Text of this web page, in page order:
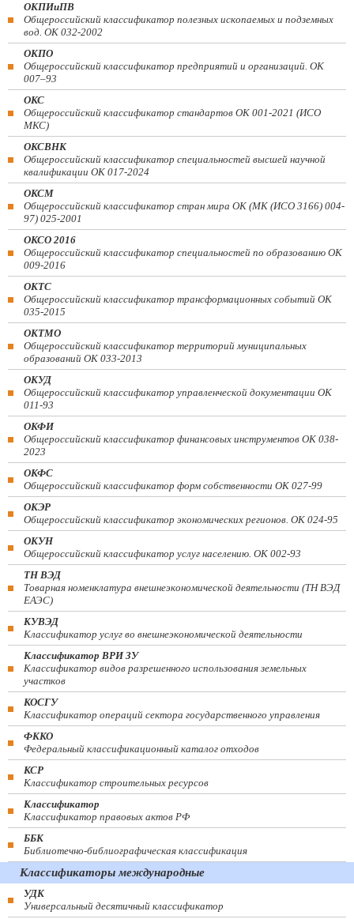
ОКПИиПВ
Общероссийский классификатор полезных ископаемых и подземных
вод. ОК 032-2002
ОКПО
Общероссийский классификатор предприятий и организаций. ОК
007–93
ОКС
Общероссийский классификатор стандартов ОК 001-2021 (ИСО
МКС)
ОКСВНК
Общероссийский классификатор специальностей высшей научной
квалификации ОК 017-2024
ОКСМ
Общероссийский классификатор стран мира ОК (МК (ИСО 3166) 004-
97) 025-2001
ОКСО 2016
Общероссийский классификатор специальностей по образованию ОК
009-2016
ОКТС
Общероссийский классификатор трансформационных событий ОК
035-2015
ОКТМО
Общероссийский классификатор территорий муниципальных
образований ОК 033-2013
ОКУД
Общероссийский классификатор управленческой документации ОК
011-93
ОКФИ
Общероссийский классификатор финансовых инструментов OK 038-
2023
ОКФС
Общероссийский классификатор форм собственности ОК 027-99
ОКЭР
Общероссийский классификатор экономических регионов. ОК 024-95
ОКУН
Общероссийский классификатор услуг населению. ОК 002-93
ТН ВЭД
Товарная номенклатура внешнеэкономической деятельности (ТН ВЭД
ЕАЭС)
КУВЭД
Классификатор услуг во внешнеэкономической деятельности
Классификатор ВРИ ЗУ
Классификатор видов разрешенного использования земельных
участков
КОСГУ
Классификатор операций сектора государственного управления
ФККО
Федеральный классификационный каталог отходов
КСР
Классификатор строительных ресурсов
Классификатор
Классификатор правовых актов РФ
ББК
Библиотечно-библиографическая классификация
Классификаторы международные
УДК
Универсальный десятичный классификатор